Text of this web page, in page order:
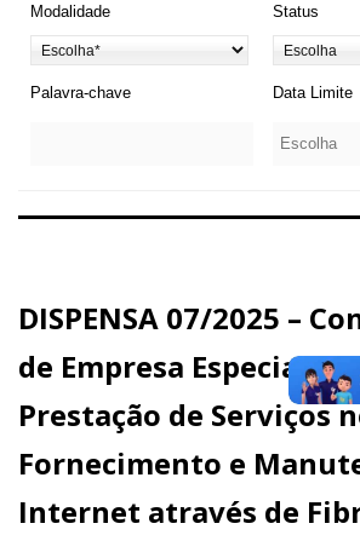
Modalidade Status
Palavra-chave Data Limite
DISPENSA 07/2025 –
de Empresa
Prestação de Serviços
Fornecimento e
Internet através de